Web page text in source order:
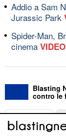
Addio a Sam
Jurassic Park
Spider-Man,
cinema VIDEO
Blasting
contro le
ABOUT